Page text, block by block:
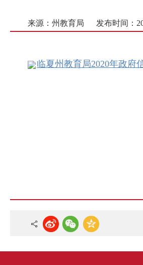
来源：州教育局 发布时间：
临夏州教育局2020年政府